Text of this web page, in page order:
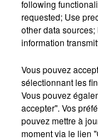
�� Plus de
Lost
Session.
Le DJ star belge
l'occasion de la
following
requested; Use
other data
information
Vous pouvez
sélectionnant les
Vous pouvez
accepter". Vos
pouvez mettre à
moment via le lien